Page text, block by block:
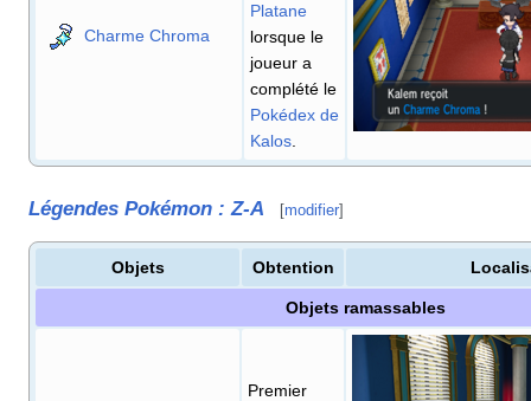
Charme Chroma
Platane
lorsque le
joueur a
complété le
Pokédex de
Kalos
Légendes Pokémon : Z-A [modifier]
Objets Obtention
Objets ramassables
Premier